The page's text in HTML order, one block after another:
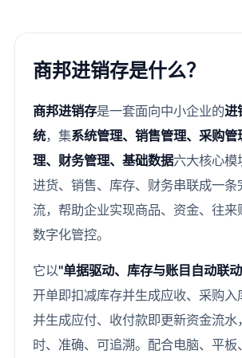
商邦进销存是什么？
商邦进销存是一套面向中小企业的进
统，集系统管理、销售管理、采购管
理、财务管理、基础数据六大核心模
进货、销售、库存、财务串联成一条
流，帮助企业实现商品、资金、往来
数字化管控。
它以"单据驱动、库存与账目自动联
开单即扣减库存并生成应收、采购入
并生成应付、收付款即更新资金流水
时、准确、可追溯。配合电脑、平板